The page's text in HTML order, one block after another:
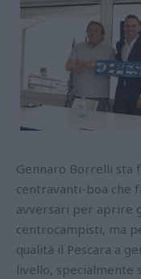
Gennaro Borrelli sta
centravanti-boa che
avversari per aprire
centrocampisti, ma
qualità il Pescara a
livello, specialmente